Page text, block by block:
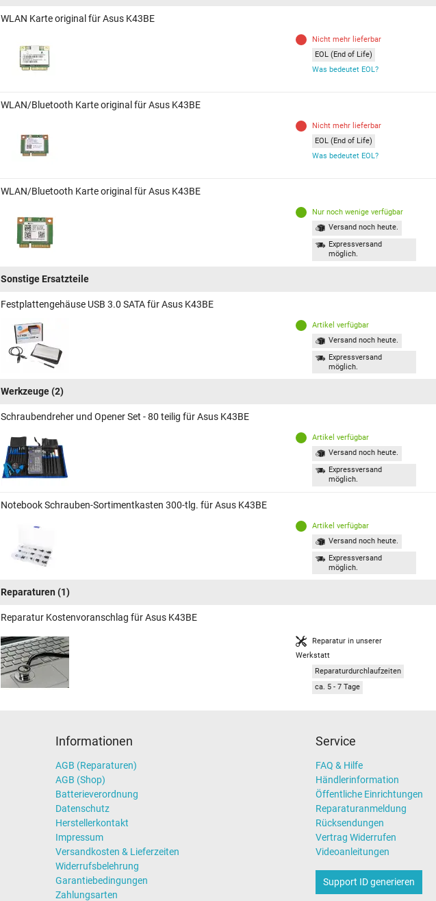
WLAN Karte original für Asus K43BE
Nicht mehr lieferbar
EOL (End of Life)
Was bedeutet EOL?
WLAN/Bluetooth Karte original für Asus K43BE
Nicht mehr lieferbar
EOL (End of Life)
Was bedeutet EOL?
WLAN/Bluetooth Karte original für Asus K43BE
Nur noch wenige verfügbar
Versand noch heute.
Expressversand
möglich.
Sonstige Ersatzteile
Festplattengehäuse USB 3.0 SATA für Asus K43BE
Artikel verfügbar
Versand noch heute.
Expressversand
möglich.
Werkzeuge(2)
Schraubendreher und Opener Set - 80 teilig für Asus K43BE
Artikel verfügbar
Versand noch heute.
Expressversand
möglich.
Notebook Schrauben-Sortimentkasten 300-tlg. für Asus K43BE
Artikel verfügbar
Versand noch heute.
Expressversand
möglich.
Reparaturen (1)
Reparatur Kostenvoranschlag für Asus K43BE
Reparatur in unserer
Werkstatt
Reparaturdurchlaufzeiten
ca. 5 - 7 Tage
Informationen
AGB (Reparaturen)
AGB (Shop)
Batterieverordnung
Datenschutz
Herstellerkontakt
Impressum
Versandkosten & Lieferzeiten
Widerrufsbelehrung
Garantiebedingungen
Zahlungsarten
Service
FAQ & Hilfe
Händlerinformation
Öffentliche Einrichtungen
Reparaturanmeldung
Rücksendungen
Vertrag Widerrufen
Videoanleitungen
Support ID generieren